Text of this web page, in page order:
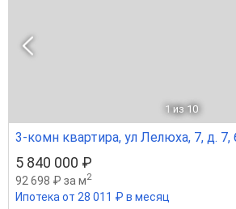
1 из 10
3-комн квартира, ул Лелюха, 7, д. 7,
5 840 000 ₽
92 698 ₽ за м2
Ипотека от 28 011 ₽ в месяц